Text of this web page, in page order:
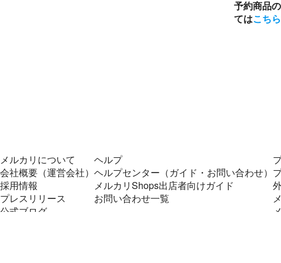
予約商品
てはこちら
メルカリについて
会社概要（運営会社）
採用情報
プレスリリース
公式ブログ
ヘルプ
ヘルプセンター（ガイド・お問い合わせ）
メルカリShops出店者向けガイド
お問い合わせ一覧